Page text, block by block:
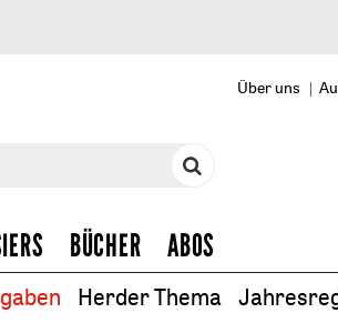
Über uns
BÜCHER ABOS
Herder Thema